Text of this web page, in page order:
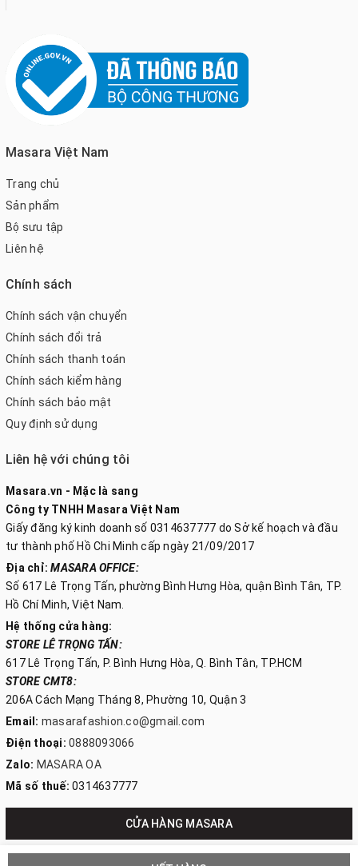
Masara Việt Nam
Trang chủ
Sản phẩm
Bộ sưu tập
Liên hệ
Chính sách
Chính sách vận chuyển
Chính sách đổi trả
Chính sách thanh toán
Chính sách kiểm hàng
Chính sách bảo mật
Quy định sử dụng
Liên hệ với chúng tôi
Masara.vn - Mặc là sang
Công ty TNHH Masara Việt Nam
Giấy đăng ký kinh doanh số 0314637777 do Sở kế hoạch và đầu
tư thành phố Hồ Chi Minh cấp ngày 21/09/2017
Địa chỉ: MASARA OFFICE:
Số 617 Lê Trọng Tấn, phường Bình Hưng Hòa, quận Bình Tân, TP.
Hồ Chí Minh, Việt Nam.
Hệ thống cửa hàng:
STORE LÊ TRỌNG TẤN:
617 Lê Trọng Tấn, P. Bình Hưng Hòa, Q. Bình Tân, TP.HCM
STORE CMT8:
206A Cách Mạng Tháng 8, Phường 10, Quận 3
Email: masarafashion.co@gmail.com
Điện thoại: 0888093066
Zalo: MASARA OA
Mã số thuế: 0314637777
CỬA HÀNG MASARA